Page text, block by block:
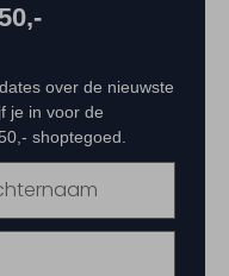
over de nieuwste
je in voor de
shoptegoed.